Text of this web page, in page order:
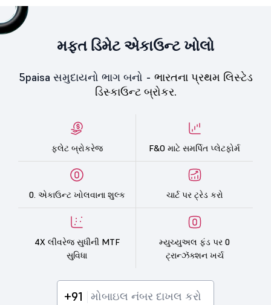
મફત ડિમેટ એકાઉન્ટ ખોલો
5paisa સમુદાયનો ભાગ બનો - ભારતના પ્રથમ લિસ્ટેડ
ડિસ્કાઉન્ટ બ્રોકર.
ફ્લેટ બ્રોકરેજ F&O માટે સમર્પિત પ્લેટફોર્મ
0. એકાઉન્ટ ખોલવાના શુલ્ક ચાર્ટ પર ટ્રેડ કરો
4X લીવરેજ સુધીની MTF
સુવિધા
મ્યુચ્યુઅલ ફંડ પર 0
ટ્રાન્ઝૅક્શન ખર્ચ
+91